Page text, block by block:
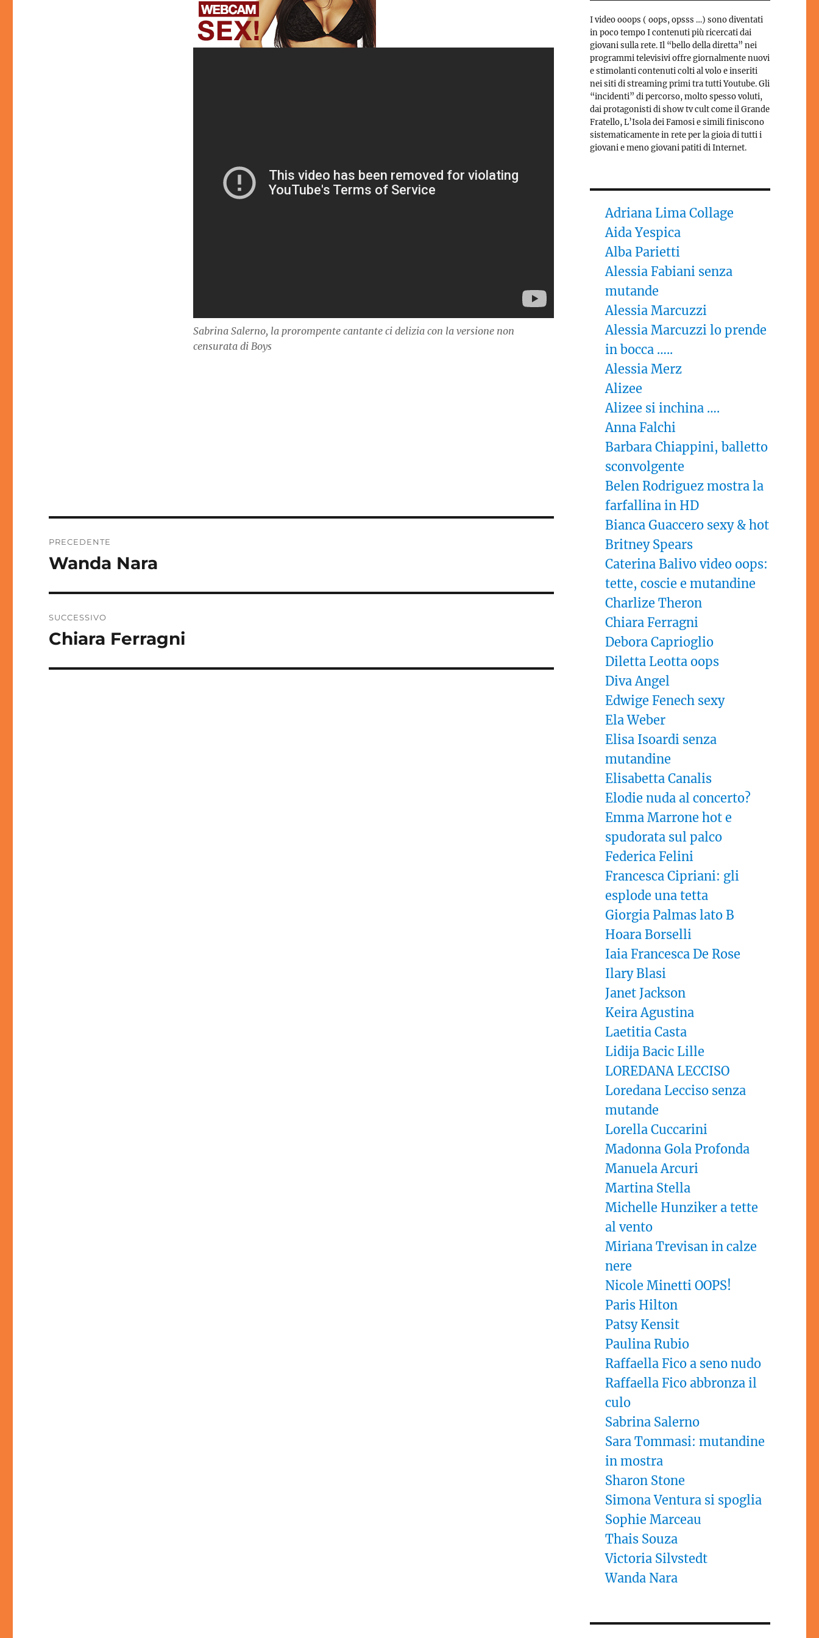
Sabrina Salerno, la prorompente cantante ci delizia con la versione non
censurata di Boys
articoli
PRECEDENTE
Articolo
Wanda Nara
SUCCESSIVO
Articolo
Chiara Ferragni
I video ooops ( oops, opsss …) sono diventati
in poco tempo I contenuti più ricercati dai
giovani sulla rete. Il “bello della diretta” nei
programmi televisivi offre giornalmente nuovi
e stimolanti contenuti colti al volo e inseriti
nei siti di streaming primi tra tutti Youtube. Gli
“incidenti” di percorso, molto spesso voluti,
dai protagonisti di show tv cult come il Grande
Fratello, L’Isola dei Famosi e simili finiscono
sistematicamente in rete per la gioia di tutti i
giovani e meno giovani patiti di Internet.
Adriana Lima Collage
Aida Yespica
Alba Parietti
Alessia Fabiani senza
mutande
Alessia Marcuzzi
Alessia Marcuzzi lo prende
in bocca …..
Alessia Merz
Alizee
Alizee si inchina ….
Anna Falchi
Barbara Chiappini, balletto
sconvolgente
Belen Rodriguez mostra la
farfallina in HD
Bianca Guaccero sexy & hot
Britney Spears
Caterina Balivo video oops:
tette, coscie e mutandine
Charlize Theron
Chiara Ferragni
Debora Caprioglio
Diletta Leotta oops
Diva Angel
Edwige Fenech sexy
Ela Weber
Elisa Isoardi senza
mutandine
Elisabetta Canalis
Elodie nuda al concerto?
Emma Marrone hot e
spudorata sul palco
Federica Felini
Francesca Cipriani: gli
esplode una tetta
Giorgia Palmas lato B
Hoara Borselli
Iaia Francesca De Rose
Ilary Blasi
Janet Jackson
Keira Agustina
Laetitia Casta
Lidija Bacic Lille
LOREDANA LECCISO
Loredana Lecciso senza
mutande
Lorella Cuccarini
Madonna Gola Profonda
Manuela Arcuri
Martina Stella
Michelle Hunziker a tette
al vento
Miriana Trevisan in calze
nere
Nicole Minetti OOPS!
Paris Hilton
Patsy Kensit
Paulina Rubio
Raffaella Fico a seno nudo
Raffaella Fico abbronza il
culo
Sabrina Salerno
Sara Tommasi: mutandine
in mostra
Sharon Stone
Simona Ventura si spoglia
Sophie Marceau
Thais Souza
Victoria Silvstedt
Wanda Nara